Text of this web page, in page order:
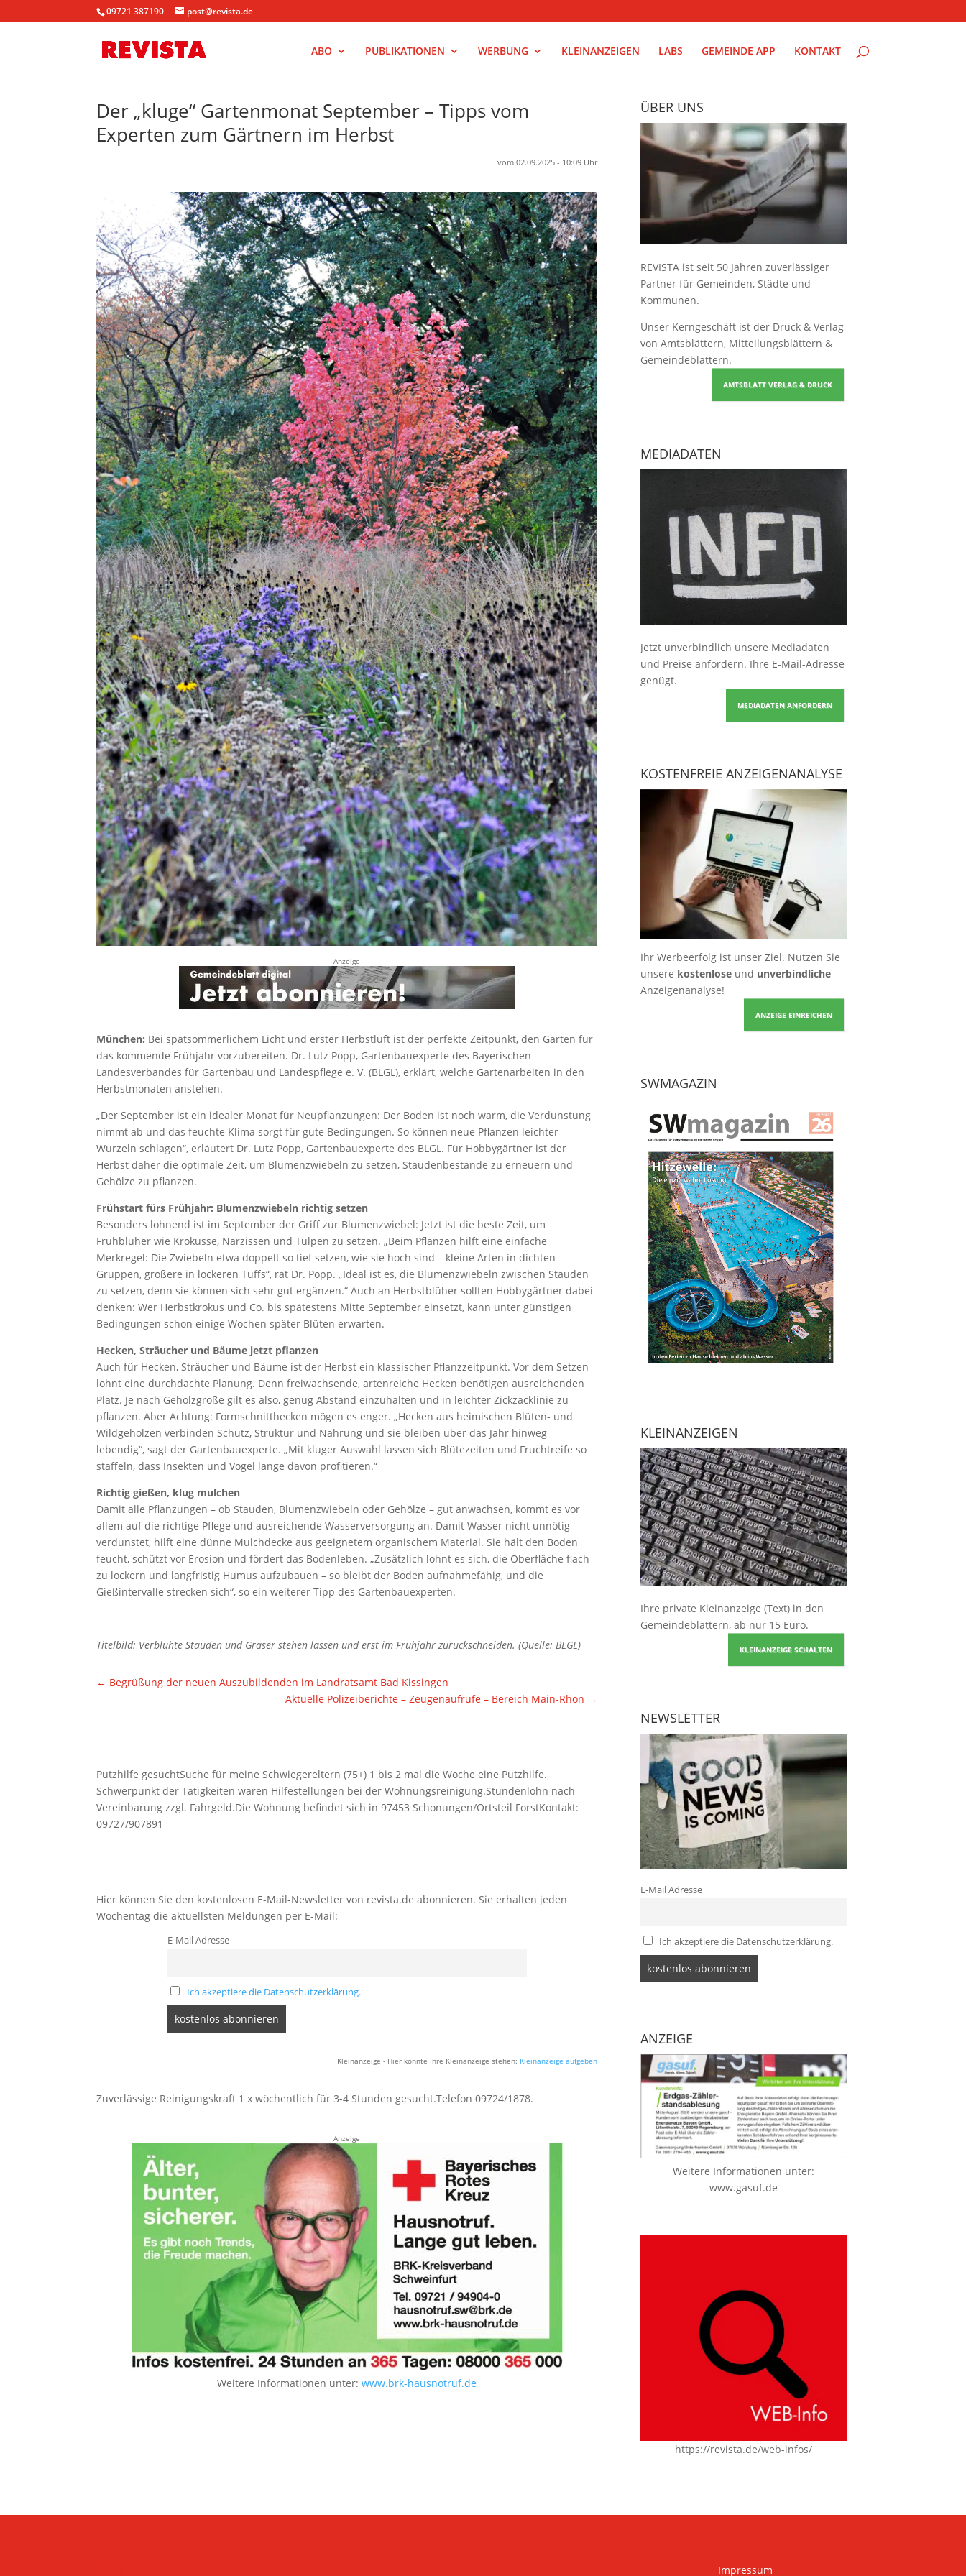
09721 387190 post@revista.de
ABO PUBLIKATIONEN WERBUNG KLEINANZEIGEN LABS GEMEINDE APP KONTAKT
Der „kluge“ Gartenmonat September – Tipps vom
Experten zum Gärtnern im Herbst
vom 02.09.2025 - 10:09 Uhr
Anzeige
München: Bei spätsommerlichem Licht und erster Herbstluft ist der perfekte Zeitpunkt, den Garten für
das kommende Frühjahr vorzubereiten. Dr. Lutz Popp, Gartenbauexperte des Bayerischen
Landesverbandes für Gartenbau und Landespflege e. V. (BLGL), erklärt, welche Gartenarbeiten in den
Herbstmonaten anstehen.
„Der September ist ein idealer Monat für Neupflanzungen: Der Boden ist noch warm, die Verdunstung
nimmt ab und das feuchte Klima sorgt für gute Bedingungen. So können neue Pflanzen leichter
Wurzeln schlagen“, erläutert Dr. Lutz Popp, Gartenbauexperte des BLGL. Für Hobbygärtner ist der
Herbst daher die optimale Zeit, um Blumenzwiebeln zu setzen, Staudenbestände zu erneuern und
Gehölze zu pflanzen.
Frühstart fürs Frühjahr: Blumenzwiebeln richtig setzen
Besonders lohnend ist im September der Griff zur Blumenzwiebel: Jetzt ist die beste Zeit, um
Frühblüher wie Krokusse, Narzissen und Tulpen zu setzen. „Beim Pflanzen hilft eine einfache
Merkregel: Die Zwiebeln etwa doppelt so tief setzen, wie sie hoch sind – kleine Arten in dichten
Gruppen, größere in lockeren Tuffs“, rät Dr. Popp. „Ideal ist es, die Blumenzwiebeln zwischen Stauden
zu setzen, denn sie können sich sehr gut ergänzen.“ Auch an Herbstblüher sollten Hobbygärtner dabei
denken: Wer Herbstkrokus und Co. bis spätestens Mitte September einsetzt, kann unter günstigen
Bedingungen schon einige Wochen später Blüten erwarten.
Hecken, Sträucher und Bäume jetzt pflanzen
Auch für Hecken, Sträucher und Bäume ist der Herbst ein klassischer Pflanzzeitpunkt. Vor dem Setzen
lohnt eine durchdachte Planung. Denn freiwachsende, artenreiche Hecken benötigen ausreichenden
Platz. Je nach Gehölzgröße gilt es also, genug Abstand einzuhalten und in leichter Zickzacklinie zu
pflanzen. Aber Achtung: Formschnitthecken mögen es enger. „Hecken aus heimischen Blüten- und
Wildgehölzen verbinden Schutz, Struktur und Nahrung und sie bleiben über das Jahr hinweg
lebendig“, sagt der Gartenbauexperte. „Mit kluger Auswahl lassen sich Blütezeiten und Fruchtreife so
staffeln, dass Insekten und Vögel lange davon profitieren.“
Richtig gießen, klug mulchen
Damit alle Pflanzungen – ob Stauden, Blumenzwiebeln oder Gehölze – gut anwachsen, kommt es vor
allem auf die richtige Pflege und ausreichende Wasserversorgung an. Damit Wasser nicht unnötig
verdunstet, hilft eine dünne Mulchdecke aus geeignetem organischem Material. Sie hält den Boden
feucht, schützt vor Erosion und fördert das Bodenleben. „Zusätzlich lohnt es sich, die Oberfläche flach
zu lockern und langfristig Humus aufzubauen – so bleibt der Boden aufnahmefähig, und die
Gießintervalle strecken sich“, so ein weiterer Tipp des Gartenbauexperten.
Titelbild: Verblühte Stauden und Gräser stehen lassen und erst im Frühjahr zurückschneiden. (Quelle: BLGL)
← Begrüßung der neuen Auszubildenden im Landratsamt Bad Kissingen
Aktuelle Polizeiberichte – Zeugenaufrufe – Bereich Main-Rhön →
Putzhilfe gesuchtSuche für meine Schwiegereltern (75+) 1 bis 2 mal die Woche eine Putzhilfe.
Schwerpunkt der Tätigkeiten wären Hilfestellungen bei der Wohnungsreinigung.Stundenlohn nach
Vereinbarung zzgl. Fahrgeld.Die Wohnung befindet sich in 97453 Schonungen/Ortsteil ForstKontakt:
09727/907891
Hier können Sie den kostenlosen E-Mail-Newsletter von revista.de abonnieren. Sie erhalten jeden
Wochentag die aktuellsten Meldungen per E-Mail:
E-Mail Adresse
Ich akzeptiere die Datenschutzerklärung.
Kleinanzeige - Hier könnte Ihre Kleinanzeige stehen: Kleinanzeige aufgeben
Zuverlässige Reinigungskraft 1 x wöchentlich für 3-4 Stunden gesucht.Telefon 09724/1878.
Anzeige
Weitere Informationen unter:www.brk-hausnotruf.de
ÜBER UNS
REVISTA ist seit 50 Jahren zuverlässiger
Partner für Gemeinden, Städte und
Kommunen.
Unser Kerngeschäft ist der Druck & Verlag
von Amtsblättern, Mitteilungsblättern &
Gemeindeblättern.
AMTSBLATT VERLAG & DRUCK
MEDIADATEN
Jetzt unverbindlich unsere Mediadaten
und Preise anfordern. Ihre E-Mail-Adresse
genügt.
MEDIADATEN ANFORDERN
KOSTENFREIE ANZEIGENANALYSE
Ihr Werbeerfolg ist unser Ziel. Nutzen Sie
unsere kostenloseund unverbindliche
Anzeigenanalyse!
ANZEIGE EINREICHEN
SWMAGAZIN
KLEINANZEIGEN
Ihre private Kleinanzeige (Text) in den
Gemeindeblättern, ab nur 15 Euro.
KLEINANZEIGE SCHALTEN
NEWSLETTER
E-Mail Adresse
Ich akzeptiere die Datenschutzerklärung.
ANZEIGE
Weitere Informationen unter:
www.gasuf.de
https://revista.de/web-infos/
Impressum